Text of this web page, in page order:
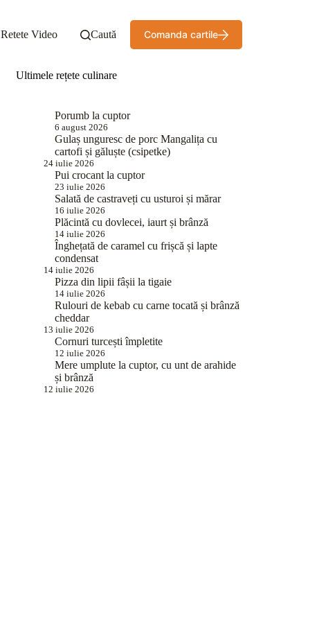
Retete Video Caută Comanda cartile
Ultimele rețete culinare
Porumb la cuptor
6 august 2026
Gulaș unguresc de porc Mangalița cu
cartofi și găluște (csipetke)
24 iulie 2026
Pui crocant la cuptor
23 iulie 2026
Salată de castraveți cu usturoi și mărar
16 iulie 2026
Plăcintă cu dovlecei, iaurt și brânză
14 iulie 2026
Înghețată de caramel cu frișcă și lapte
condensat
14 iulie 2026
Pizza din lipii fâșii la tigaie
14 iulie 2026
Rulouri de kebab cu carne tocată și brânză
cheddar
13 iulie 2026
Cornuri turcești împletite
12 iulie 2026
Mere umplute la cuptor, cu unt de arahide
și brânză
12 iulie 2026